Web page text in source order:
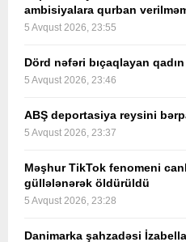
ambisiyalara qurban
5 Avqust 2026, 23:55
Dörd nəfəri bıçaqlayan
5 Avqust 2026, 23:46
ABŞ deportasiya reysini
5 Avqust 2026, 23:37
Məşhur TikTok fenomeni
güllələnərək öldürüldü
5 Avqust 2026, 23:28
Danimarka şahzadəsi